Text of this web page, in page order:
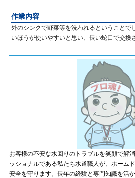
作業内容
外のシンクで野菜等を洗われるということで
いほうが使いやすいと思い、長い蛇口で交換
お客様の不安な水回りのトラブルを笑顔で解
ッショナルである私たち水道職人が、ホーム
安全を守ります。長年の経験と専門知識を活